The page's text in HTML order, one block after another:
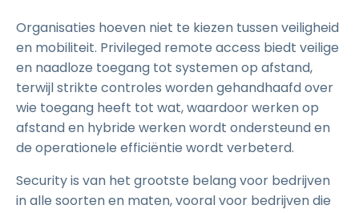
Organisaties hoeven niet te kiezen tussen veiligheid
en mobiliteit. Privileged remote access biedt veilige
en naadloze toegang tot systemen op afstand,
terwijl strikte controles worden gehandhaafd over
wie toegang heeft tot wat, waardoor werken op
afstand en hybride werken wordt ondersteund en
de operationele efficiëntie wordt verbeterd.
Security is van het grootste belang voor bedrijven
in alle soorten en maten, vooral voor bedrijven die